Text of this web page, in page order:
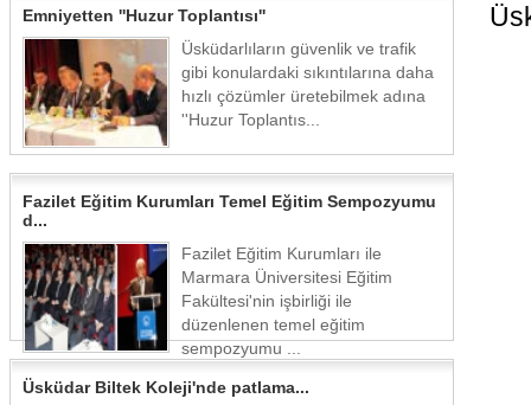
Emniyetten ''Huzur Toplantısı''
Üsküdarlıların güvenlik ve trafik
gibi konulardaki sıkıntılarına daha
hızlı çözümler üretebilmek adına
''Huzur Toplantıs...
Fazilet Eğitim Kurumları Temel Eğitim Sempozyumu
d...
Fazilet Eğitim Kurumları ile
Marmara Üniversitesi Eğitim
Fakültesi'nin işbirliği ile
düzenlenen temel eğitim
sempozyumu ...
Üsküdar Biltek Koleji'nde patlama...